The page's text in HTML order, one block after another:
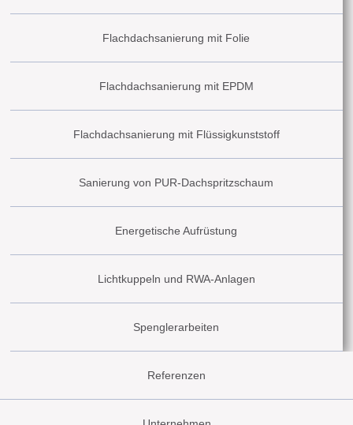
Flachdachsanierung mit Folie
Flachdachsanierung mit EPDM
Flachdachsanierung mit Flüssigkunststoff
Sanierung von PUR-Dachspritzschaum
Energetische Aufrüstung
Lichtkuppeln und RWA-Anlagen
Spenglerarbeiten
Referenzen